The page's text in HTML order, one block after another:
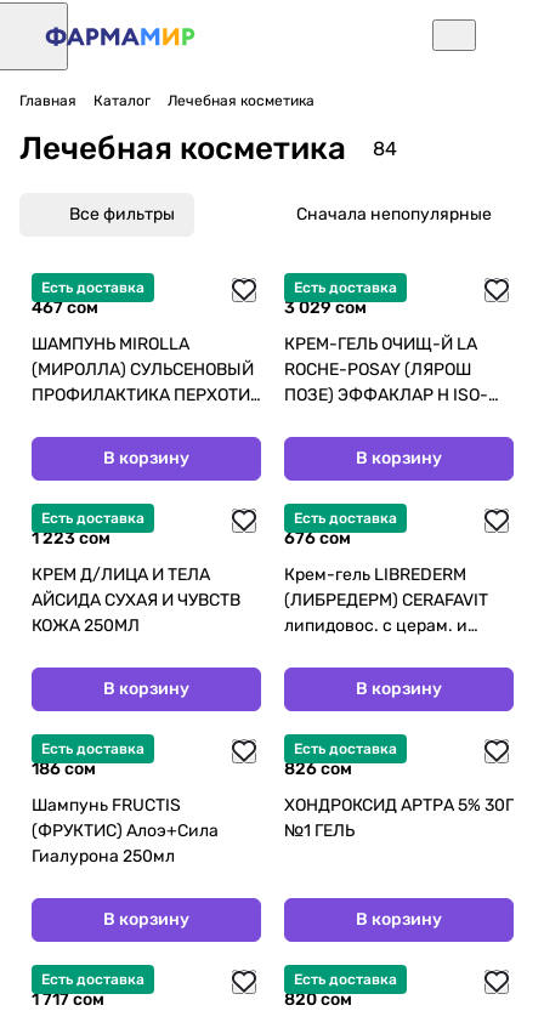
Главная Каталог Лечебная косметика
Лечебная косметика 84
Все фильтры Сначала непопулярные
Есть доставка
467 сом
ШАМПУНЬ MIROLLA
(МИРОЛЛА) СУЛЬСЕНОВЫЙ
ПРОФИЛАКТИКА ПЕРХОТИ
150МЛ
В корзину
Есть доставка
3 029 сом
КРЕМ-ГЕЛЬ ОЧИЩ-Й LA
ROCHE-POSAY (ЛЯРОШ
ПОЗЕ) ЭФФАКЛАР H ISO-
В корзину
Есть доставка
1 223 сом
КРЕМ Д/ЛИЦА И ТЕЛА
АЙСИДА СУХАЯ И ЧУВСТВ
КОЖА 250МЛ
В корзину
Есть доставка
676 сом
Крем-гель LIBREDERM
(ЛИБРЕДЕРМ) CERAFAVIT
липидовос. с церам. и
250мл (НДС)
В корзину
Есть доставка
186 сом
Шампунь FRUCTIS
(ФРУКТИС) Алоэ+Сила
Гиалурона 250мл
В корзину
Есть доставка
826 сом
ХОНДРОКСИД АРТРА 5% 30Г
№1 ГЕЛЬ
В корзину
Есть доставка
1 717 сом
Есть доставка
820 сом